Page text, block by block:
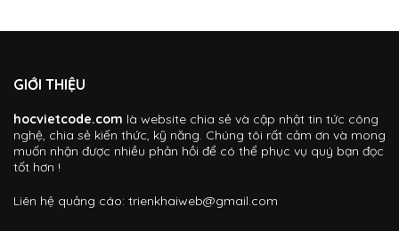
GIỚI THIỆU
hocvietcode.com là website chia sẻ và cập nhật tin tức công
nghệ, chia sẻ kiến thức, kỹ năng. Chúng tôi rất cảm ơn và mong
muốn nhận được nhiều phản hồi để có thể phục vụ quý bạn đọc
tốt hơn !
Liên hệ quảng cáo: trienkhaiweb@gmail.com